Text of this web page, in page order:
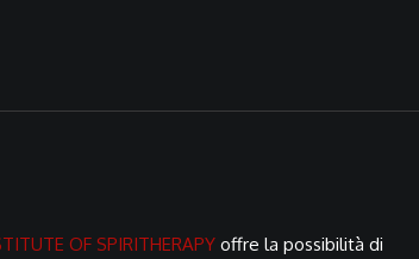
OF SPIRITHERAPY offre la possibilità di